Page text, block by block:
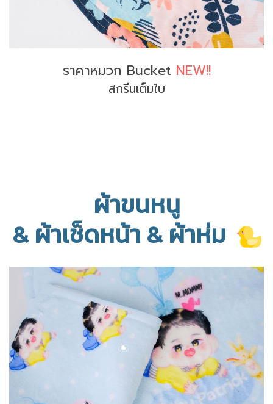
ราคาหมวก Bucket NEW!!
สกรีนเต็มใบ
ผ้าขนหนู
& ผ้าเช็ดหน้า & ผ้าห่ม